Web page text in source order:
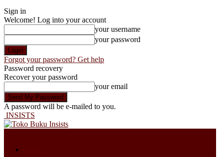
Sign in
Welcome! Log into your account
your username
your password
Forgot your password? Get help
Password recovery
Recover your password
your email
A password will be e-mailed to you.
INSISTS